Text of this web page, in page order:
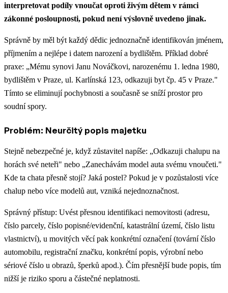
interpretovat podíly vnoučat oproti živým dětem v rámci
zákonné posloupnosti, pokud není výslovně uvedeno jinak.
Správně by měl být každý dědic jednoznačně identifikován jménem,
příjmením a nejlépe i datem narození a bydlištěm. Příklad dobré
praxe: „Mému synovi Janu Nováčkovi, narozenému 1. ledna 1980,
bydlištěm v Praze, ul. Karlínská 123, odkazuji byt čp. 45 v Praze."
Tímto se eliminují pochybnosti a současně se sníží prostor pro
soudní spory.
Problém: Neurčitý popis majetku
Stejně nebezpečné je, když zůstavitel napíše: „Odkazuji chalupu na
horách své neteři" nebo „Zanechávám model auta svému vnoučeti."
Kde ta chata přesně stojí? Jaká postel? Pokud je v pozůstalosti více
chalup nebo více modelů aut, vzniká nejednoznačnost.
Správný přístup: Uvést přesnou identifikaci nemovitosti (adresu,
číslo parcely, číslo popisné/evidenční, katastrální území, číslo listu
vlastnictví), u movitých věcí pak konkrétní označení (tovární číslo
automobilu, registrační značku, konkrétní popis, výrobní nebo
sériové číslo u obrazů, šperků apod.). Čím přesnější bude popis, tím
nižší je riziko sporu a částečné neplatnosti.